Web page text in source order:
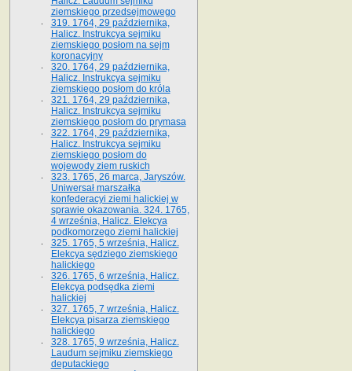
ziemskiego przedsejmowego
319. 1764, 29 października,
Halicz. Instrukcya sejmiku
ziemskiego posłom na sejm
koronacyjny
320. 1764, 29 października,
Halicz. Instrukcya sejmiku
ziemskiego posłom do króla
321. 1764, 29 października,
Halicz. Instrukcya sejmiku
ziemskiego posłom do prymasa
322. 1764, 29 października,
Halicz. Instrukcya sejmiku
ziemskiego posłom do
wojewody ziem ruskich
323. 1765, 26 marca, Jaryszów.
Uniwersał marszałka
konfederacyi ziemi halickiej w
sprawie okazowania. 324. 1765,
4 września, Halicz. Elekcya
podkomorzego ziemi halickiej
325. 1765, 5 września, Halicz.
Elekcya sędziego ziemskiego
halickiego
326. 1765, 6 września, Halicz.
Elekcya podsędka ziemi
halickiej
327. 1765, 7 września, Halicz.
Elekcya pisarza ziemskiego
halickiego
328. 1765, 9 września, Halicz.
Laudum sejmiku ziemskiego
deputackiego